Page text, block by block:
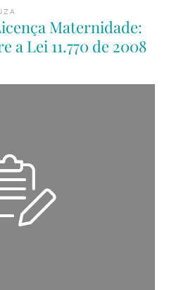
Maternidade:
a Lei 11.770 de 2008